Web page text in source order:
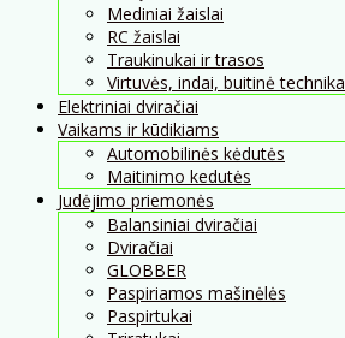
Mediniai žaislai
RC žaislai
Traukinukai ir trasos
Virtuvės, indai, buitinė technika
Elektriniai dviračiai
Vaikams ir kūdikiams
Automobilinės kėdutės
Maitinimo kedutės
Judėjimo priemonės
Balansiniai dviračiai
Dviračiai
GLOBBER
Paspiriamos mašinėlės
Paspirtukai